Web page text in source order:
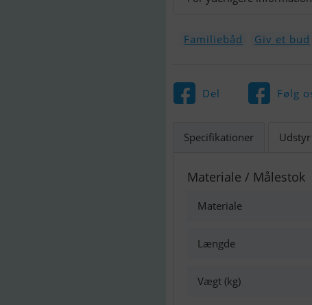
Familiebåd Giv et bud
Del Følg
Specifikationer Udstyr
Materiale / Målestok
Materiale
Længde
Vægt (kg)